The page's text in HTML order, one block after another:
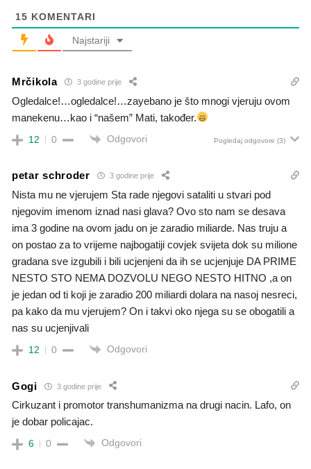
15 KOMENTARI
Najstariji
Mrčikola 3 godine prije
Ogledalce!…ogledalce!…zayebano je što mnogi vjeruju ovom
manekenu…kao i “našem” Mati, također.
12 0 Odgovori Pogledaj odgovore (3)
petar schroder 3 godine prije
Nista mu ne vjerujem Sta rade njegovi sataliti u stvari pod
njegovim imenom iznad nasi glava? Ovo sto nam se desava
ima 3 godine na ovom jadu on je zaradio miliarde. Nas truju a
on postao za to vrijeme najbogatiji covjek svijeta dok su milione
gradana sve izgubili i bili ucjenjeni da ih se ucjenjuje DA PRIME
NESTO STO NEMA DOZVOLU NEGO NESTO HITNO ,a on
je jedan od ti koji je zaradio 200 miliardi dolara na nasoj nesreci,
pa kako da mu vjerujem? On i takvi oko njega su se obogatili a
nas su ucjenjivali
12 0 Odgovori
Gogi 3 godine prije
Cirkuzant i promotor transhumanizma na drugi nacin. Lafo, on
je dobar policajac.
6 0 Odgovori